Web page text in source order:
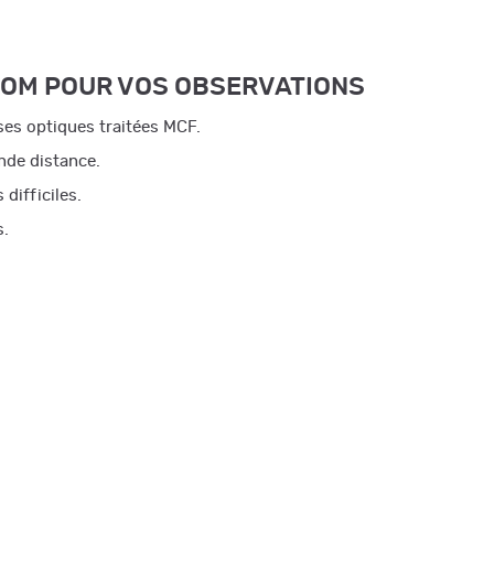
POUR VOS OBSERVATIONS
optiques traitées MCF.
distance.
difficiles.